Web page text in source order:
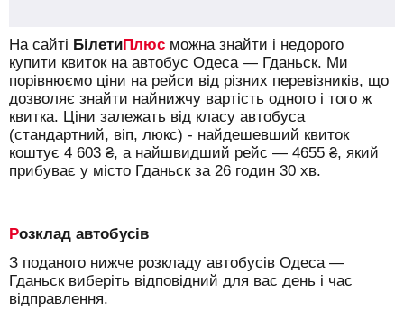
На сайті БілетиПлюс можна знайти і недорого
купити квиток на автобус Одеса — Гданьск. Ми
порівнюємо ціни на рейси від різних перевізників, що
дозволяє знайти найнижчу вартість одного і того ж
квитка. Ціни залежать від класу автобуса
(стандартний, віп, люкс) - найдешевший квиток
коштує 4 603 ₴, а найшвидший рейс — 4655 ₴, який
прибуває у місто Гданьск за 26 годин 30 хв.
Розклад автобусів
З поданого нижче розкладу автобусів Одеса —
Гданьск виберіть відповідний для вас день і час
відправлення.